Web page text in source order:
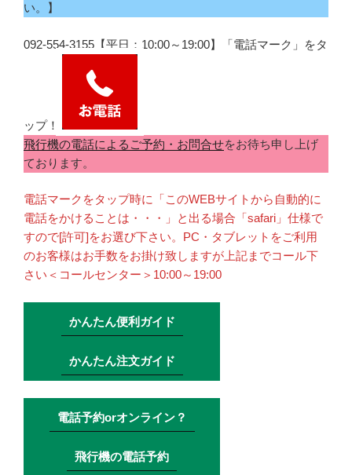
い。】
092-554-3155【平日：10:00～19:00】「電話マーク」をタ
ップ！
飛行機の電話によるご予約・お問合せをお待ち申し上げ
ております。
電話マークをタップ時に「このWEBサイトから自動的に
電話をかけることは・・・」と出る場合「safari」仕様で
すので[許可]をお選び下さい。PC・タブレットをご利用
のお客様はお手数をお掛け致しますが上記までコール下
さい＜コールセンター＞10:00～19:00
かんたん便利ガイド
かんたん注文ガイド
電話予約orオンライン？
飛行機の電話予約